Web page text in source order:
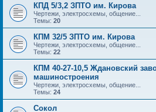
КПД 5/3,2 ЗПТО им. Кирова
Чертежи, электросхемы, общение...
Темы: 20
КПМ 32/5 ЗПТО им. Кирова
Чертежи, электросхемы, общение...
Темы: 22
КПМ 40-27-10,5 Ждановский
машиностроения
Чертежи, электросхемы, общение...
Темы: 24
Сокол